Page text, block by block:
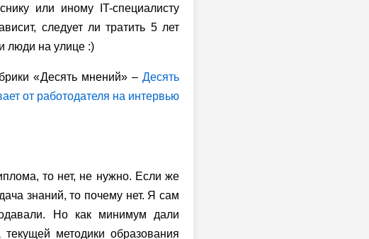
или иному IT-специалисту
следует ли тратить 5 лет
люди на улице :)
«Десять мнений» – Десять
от работодателя на интервью
то нет, не нужно. Если же
знаний, то почему нет. Я сам
Но как минимум дали
методики образования